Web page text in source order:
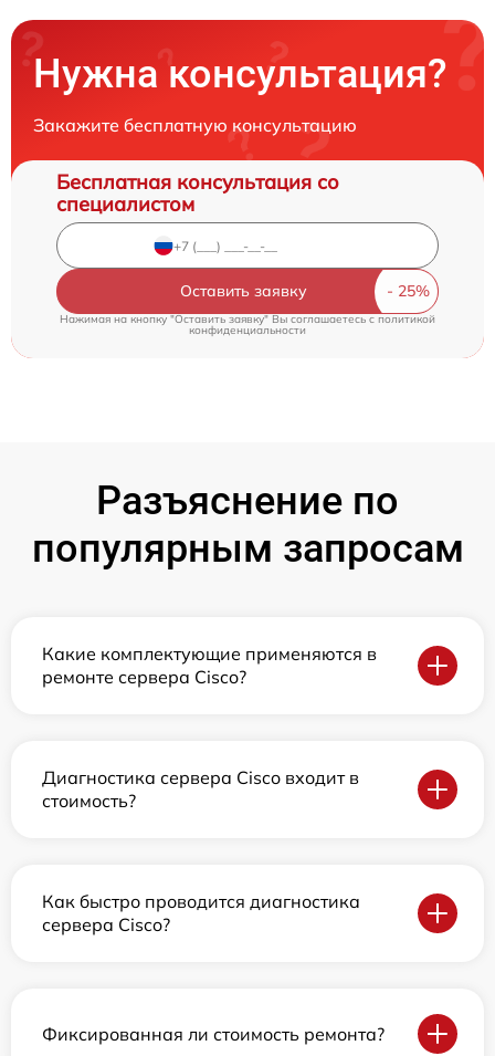
Нужна консультация?
Закажите бесплатную консультацию
Бесплатная консультация со
специалистом
Оставить заявку
Нажимая на кнопку "Оставить заявку" Вы соглашаетесь c политикой
конфиденциальности
Разъяснение по
популярным запросам
Какие комплектующие применяются в
ремонте сервера Cisco?
Диагностика сервера Cisco входит в
стоимость?
Как быстро проводится диагностика
сервера Cisco?
Фиксированная ли стоимость ремонта?